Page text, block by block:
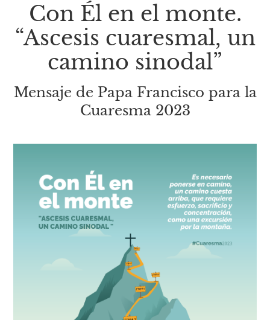
Con Él en el monte.
“Ascesis cuaresmal, un
camino sinodal”
Mensaje de Papa Francisco para la
Cuaresma 2023